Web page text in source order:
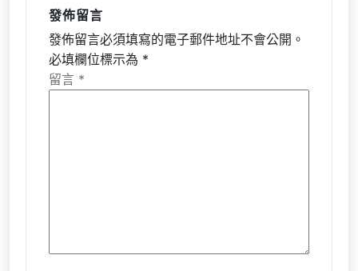
發佈留言
發佈留言必須填寫的電子郵件地址不會公開。
必填欄位標示為 *
留言 *